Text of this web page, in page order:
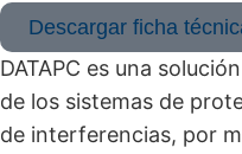
Descargar ficha
DATAPC es una
de los sistemas de
de interferencias, por